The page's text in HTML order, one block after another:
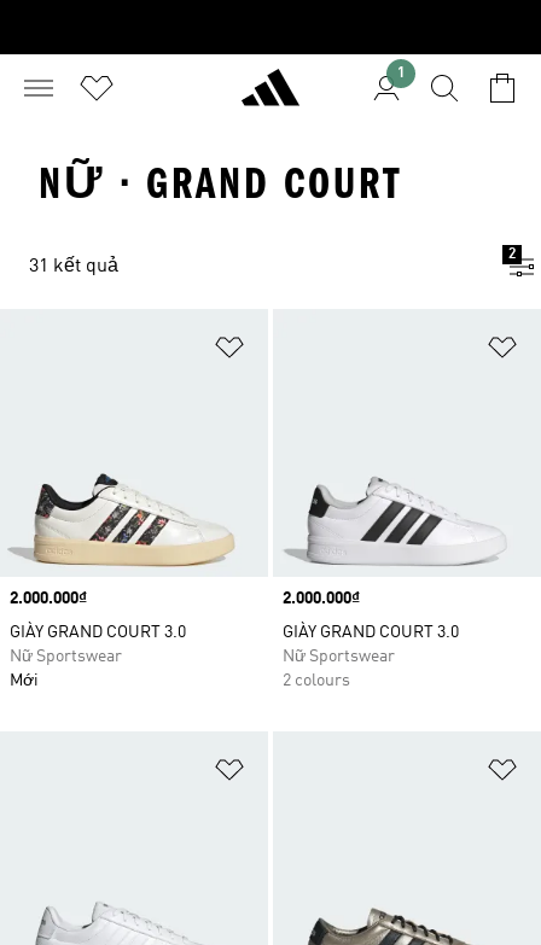
1
NỮ · GRAND COURT
31 kết quả
2
Price
2.000.000₫
GIÀY GRAND COURT 3.0
Nữ Sportswear
Mới
Price
2.000.000₫
GIÀY GRAND COURT 3.0
Nữ Sportswear
2 colours